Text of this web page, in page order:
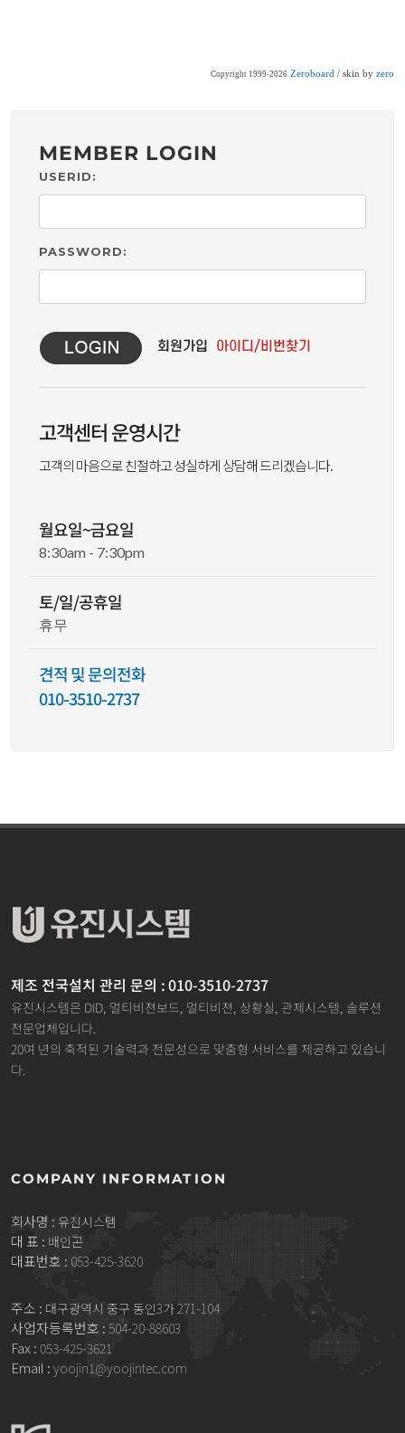
Copyright 1999-2026 Zeroboard / skin by zero
MEMBER LOGIN
USERID:
PASSWORD:
고객센터 운영시간
고객의 마음으로 친절하고 성실하게 상담해 드리겠습니다.
월요일~금요일
8:30am - 7:30pm
토/일/공휴일
휴무
견적 및 문의전화
010-3510-2737
제조 전국설치 관리 문의 : 010-3510-2737
유진시스템은 DID, 멀티비젼보드, 멀티비젼, 상황실, 관제시스템, 솔루션
전문업체입니다.
20여 년의 축적된 기술력과 전문성으로 맞춤형 서비스를 제공하고 있습니
다.
COMPANY INFORMATION
회사명 : 유진시스템
대 표 : 배인곤
대표번호 : 053-425-3620
주소 : 대구광역시 중구 동인3가 271-104
사업자등록번호 : 504-20-88603
Fax : 053-425-3621
Email : yoojin1@yoojintec.com